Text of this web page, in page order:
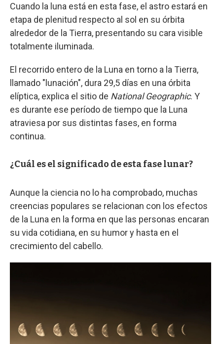
Cuando la luna está en esta fase, el astro estará en
etapa de plenitud respecto al sol en su órbita
alrededor de la Tierra, presentando su cara visible
totalmente iluminada.
El recorrido entero de la Luna en torno a la Tierra,
llamado "lunación", dura 29,5 días en una órbita
elíptica, explica el sitio de National Geographic. Y
es durante ese período de tiempo que la Luna
atraviesa por sus distintas fases, en forma
continua.
¿Cuál es el significado de esta fase lunar?
Aunque la ciencia no lo ha comprobado, muchas
creencias populares se relacionan con los efectos
de la Luna en la forma en que las personas encaran
su vida cotidiana, en su humor y hasta en el
crecimiento del cabello.